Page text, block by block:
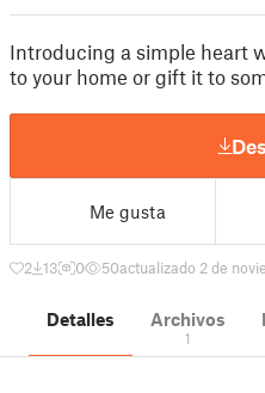
Introducing a simple heart
to your home or gift it to
Me gusta
2 13 0 50actualizado 2 de
Detalles Archivos
1